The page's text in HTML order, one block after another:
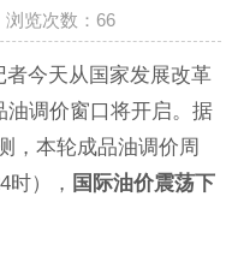
览次数：66
者今天从国家发展改革
油调价窗口将开启。据
，本轮成品油调价周
）， 国际油价震荡下